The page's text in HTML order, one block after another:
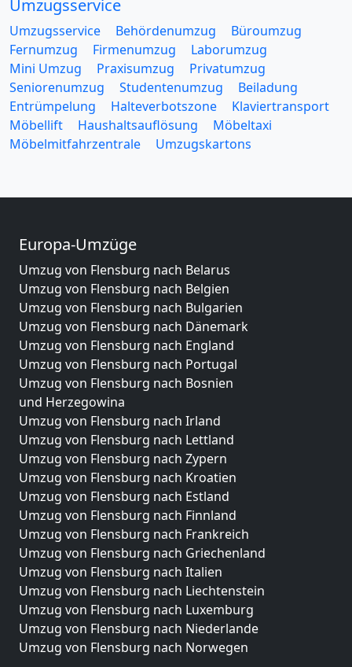
Umzugsservice
Umzugsservice Behördenumzug
Büroumzug
Fernumzug
Firmenumzug
Laborumzug
Mini Umzug
Praxisumzug
Privatumzug
Seniorenumzug
Studentenumzug
Beiladung
Entrümpelung
Halteverbotszone
Klaviertransport
Möbellift
Haushaltsauflösung
Möbeltaxi
Möbelmitfahrzentrale
Umzugskartons
Europa-Umzüge
Umzug von Flensburg nach Belarus
Umzug von Flensburg nach Belgien
Umzug von Flensburg nach Bulgarien
Umzug von Flensburg nach Dänemark
Umzug von Flensburg nach England
Umzug von Flensburg nach Portugal
Umzug von Flensburg nach Bosnien
und Herzegowina
Umzug von Flensburg nach Irland
Umzug von Flensburg nach Lettland
Umzug von Flensburg nach Zypern
Umzug von Flensburg nach Kroatien
Umzug von Flensburg nach Estland
Umzug von Flensburg nach Finnland
Umzug von Flensburg nach Frankreich
Umzug von Flensburg nach Griechenland
Umzug von Flensburg nach Italien
Umzug von Flensburg nach Liechtenstein
Umzug von Flensburg nach Luxemburg
Umzug von Flensburg nach Niederlande
Umzug von Flensburg nach Norwegen